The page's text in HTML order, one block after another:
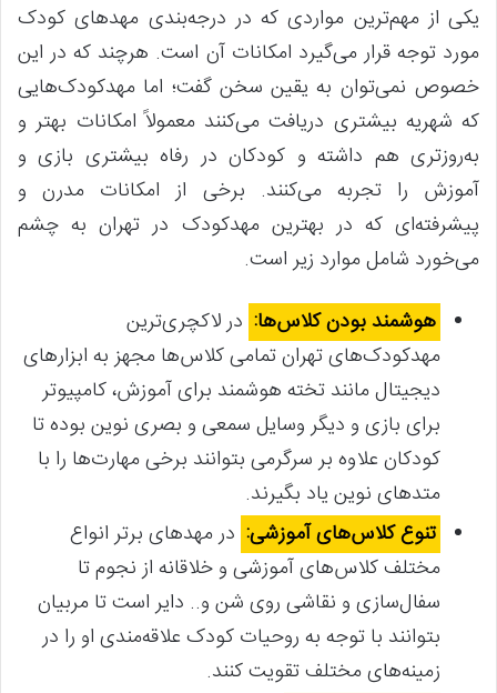
یکی از مهم‌ترین مواردی که در درجه‌بندی مهدهای کودک
مورد توجه قرار می‌گیرد امکانات آن است. هرچند که در این
خصوص نمی‌توان به یقین سخن گفت؛ اما مهدکودک‌هایی
که شهریه بیشتری دریافت می‌کنند معمولاً امکانات بهتر و
به‌روزتری هم داشته و کودکان در رفاه بیشتری بازی و
آموزش را تجربه می‌کنند. برخی از امکانات مدرن و
پیشرفته‌ای که در بهترین مهدکودک در تهران به چشم
می‌خورد شامل موارد زیر است.
هوشمند بودن کلاس‌ها: در لاکچری‌ترین
مهدکودک‌های تهران تمامی کلاس‌ها مجهز به ابزارهای
دیجیتال مانند تخته هوشمند برای آموزش، کامپیوتر
برای بازی و دیگر وسایل سمعی و بصری نوین بوده تا
کودکان علاوه بر سرگرمی بتوانند برخی مهارت‌ها را با
متدهای نوین یاد بگیرند.
تنوع کلاس‌های آموزشی: در مهدهای برتر انواع
مختلف کلاس‌های آموزشی و خلاقانه از نجوم تا
سفال‌سازی و نقاشی روی شن و.. دایر است تا مربیان
بتوانند با توجه به روحیات کودک علاقه‌مندی او را در
زمینه‌های مختلف تقویت کنند.